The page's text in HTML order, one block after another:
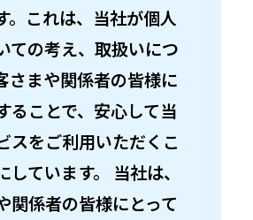
。これは、当社が個人
ての考え、取扱いにつ
さまや関係者の皆様に
ることで、安心して当
スをご利用いただくこ
しています。 当社は、
関係者の皆様にとって